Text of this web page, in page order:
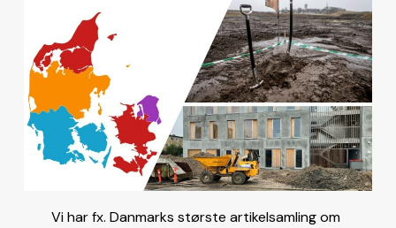
Vi har fx. Danmarks største artikelsamling om